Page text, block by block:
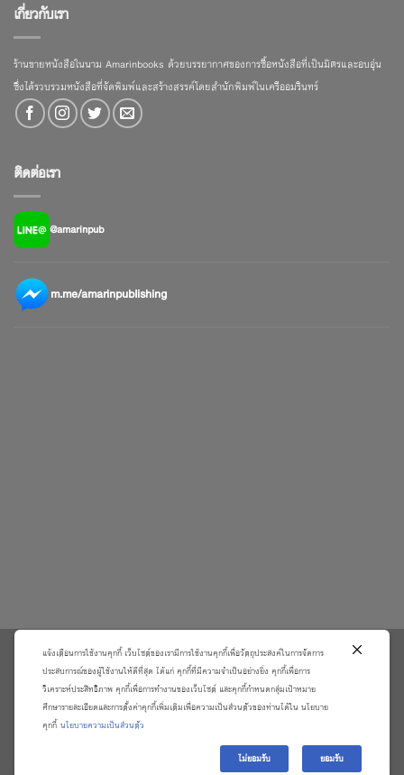
เกี่ยวกับเรา
ร้านขายหนังสือในนาม Amarinbooks ด้วยบรรยากาศของการซื้อหนังสือที่เป็นมิตรและอบอุ่น
ซึ่งได้รวบรวมหนังสือที่จัดพิมพ์และสร้างสรรค์โดยสำนักพิมพ์ในเครืออมรินทร์
ติดต่อเรา
@amarinpub
m.me/amarinpublishing
\
เกี่ยวกับเรา
วิธีการสั่งซื้อสินค้าและการรับประกันสินค้า
แจ้งชำระเงิน
ติดต่อเราและร้องเรียน
แจ้งเตือนการใช้งานคุกกี้ เว็บไซต์ของเรามีการใช้งานคุกกี้เพื่อวัตถุประสงค์ในการจัดการ
ประสบการณ์ของผู้ใช้งานให้ดีที่สุด ได้แก่ คุกกี้ที่มีความจำเป็นอย่างยิ่ง คุกกี้เพื่อการ
วิเคราะห์ประสิทธิภาพ คุกกี้เพื่อการทำงานของเว็บไซต์ และคุกกี้กำหนดกลุ่มเป้าหมาย
ศึกษารายละเอียดและการตั้งค่าคุกกี้เพิ่มเติมเพื่อความเป็นส่วนตัวของท่านได้ใน นโยบาย
คุกกี้ นโยบายความเป็นส่วนตัว
ไม่ยอมรับ ยอมรับ